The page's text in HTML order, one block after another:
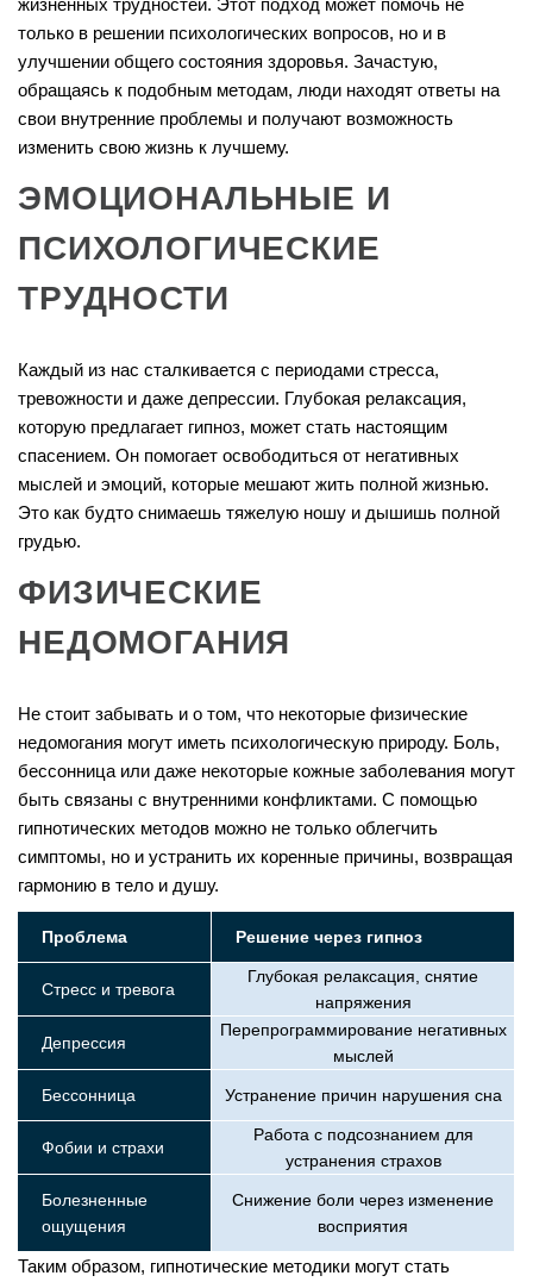
только в решении психологических вопросов, но и в
улучшении общего состояния здоровья. Зачастую,
обращаясь к подобным методам, люди находят ответы на
свои внутренние проблемы и получают возможность
изменить свою жизнь к лучшему.
ЭМОЦИОНАЛЬНЫЕ И
ПСИХОЛОГИЧЕСКИЕ
ТРУДНОСТИ
Каждый из нас сталкивается с периодами стресса,
тревожности и даже депрессии. Глубокая релаксация,
которую предлагает гипноз, может стать настоящим
спасением. Он помогает освободиться от негативных
мыслей и эмоций, которые мешают жить полной жизнью.
Это как будто снимаешь тяжелую ношу и дышишь полной
грудью.
ФИЗИЧЕСКИЕ
НЕДОМОГАНИЯ
Не стоит забывать и о том, что некоторые физические
недомогания могут иметь психологическую природу. Боль,
бессонница или даже некоторые кожные заболевания могут
быть связаны с внутренними конфликтами. С помощью
гипнотических методов можно не только облегчить
симптомы, но и устранить их коренные причины, возвращая
гармонию в тело и душу.
Проблема Решение через гипноз
Стресс и тревога
Глубокая релаксация, снятие
напряжения
Депрессия
Перепрограммирование негативных
мыслей
Бессонница Устранение причин нарушения сна
Фобии и страхи
Работа с подсознанием для
устранения страхов
Болезненные
ощущения
Снижение боли через изменение
восприятия
Таким образом, гипнотические методики могут стать